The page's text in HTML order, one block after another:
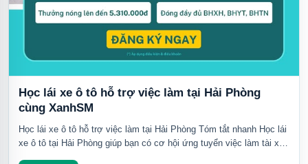
Học lái xe ô tô hỗ trợ việc làm tại Hải Phòng
cùng XanhSM
Học lái xe ô tô hỗ trợ việc làm tại Hải Phòng Tóm tắt nhanh Học lái
xe ô tô tại Hải Phòng giúp bạn có cơ hội ứng tuyển việc làm tài xế